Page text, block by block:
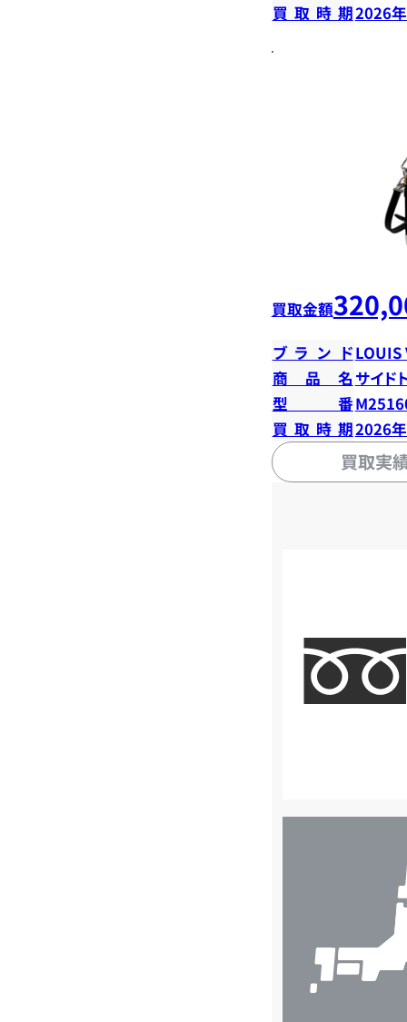
買取時期2026
買取金額
ブランドLOUIS
商品名 サイド
型番
買取時期2026
買取実